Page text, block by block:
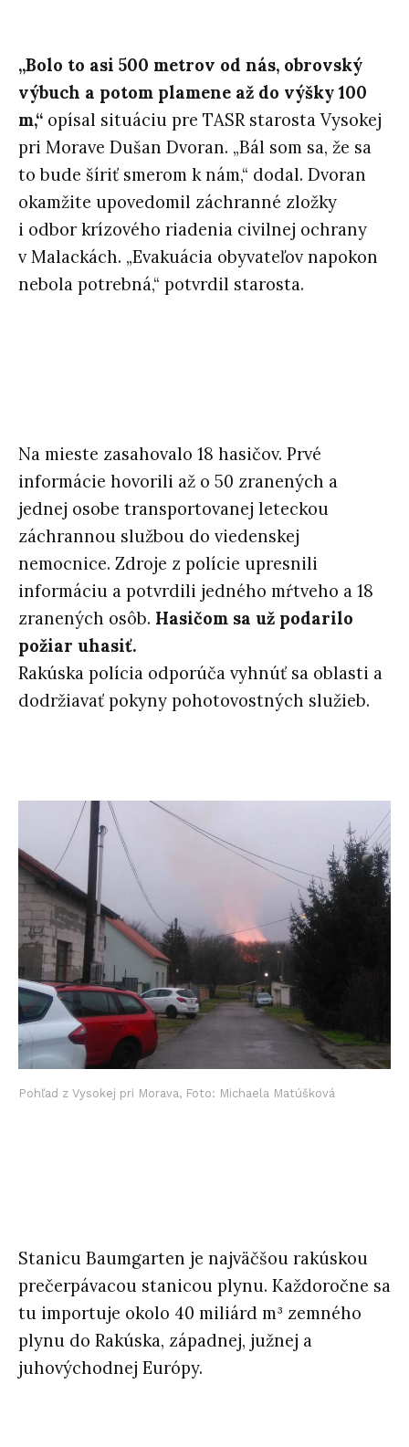
„Bolo to asi 500 metrov od nás, obrovský
výbuch a potom plamene až do výšky 100
m,“ opísal situáciu pre TASR starosta Vysokej
pri Morave Dušan Dvoran. „Bál som sa, že sa
to bude šíriť smerom k nám,“ dodal. Dvoran
okamžite upovedomil záchranné zložky
i odbor krízového riadenia civilnej ochrany
v Malackách. „Evakuácia obyvateľov napokon
nebola potrebná,“ potvrdil starosta.
Na mieste zasahovalo 18 hasičov. Prvé
informácie hovorili až o 50 zranených a
jednej osobe transportovanej leteckou
záchrannou službou do viedenskej
nemocnice. Zdroje z polície upresnili
informáciu a potvrdili jedného mŕtveho a 18
zranených osôb. Hasičom sa už podarilo
požiar uhasiť.
Rakúska polícia odporúča vyhnúť sa oblasti a
dodržiavať pokyny pohotovostných služieb.
Pohľad z Vysokej pri Morava, Foto: Michaela Matúšková
Stanicu Baumgarten je najväčšou rakúskou
prečerpávacou stanicou plynu. Každoročne sa
tu importuje okolo 40 miliárd m³ zemného
plynu do Rakúska, západnej, južnej a
juhovýchodnej Európy.